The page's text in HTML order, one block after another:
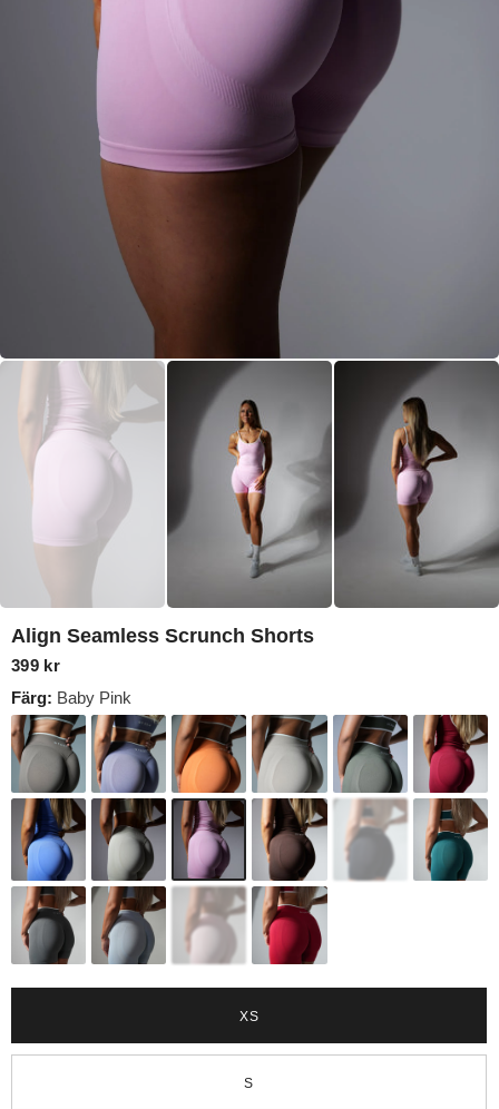
Align Seamless Scrunch Shorts
399 kr
Färg: Baby Pink
XS
S